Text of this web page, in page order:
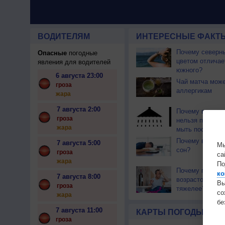
ВОДИТЕЛЯМ
Опасныепогодные
явления для водителей
6 августа 23:00
гроза
жара
7 августа 2:00
гроза
жара
7 августа 5:00
гроза
жара
7 августа 8:00
гроза
жара
7 августа 11:00
гроза
ИНТЕРЕСНЫЕ
Почему
цветом
южного?
Чай матча
аллергикам
Почему во
нельзя
мыть посуду?
Почему в жару
сон?
Почему
возрастом
тяжелее?
КАРТЫ ПОГОДЫ